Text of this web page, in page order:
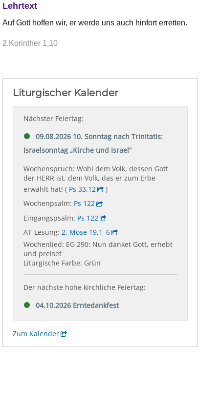
Lehrtext
Auf Gott hoffen wir, er werde uns auch hinfort erretten.
2.Korinther 1,10